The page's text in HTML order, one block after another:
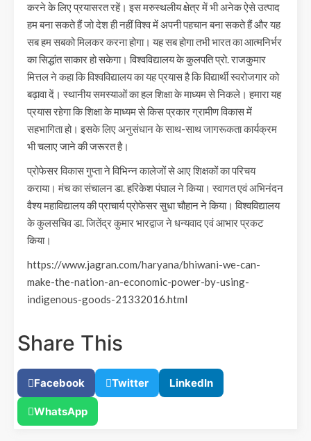
करने के लिए प्रयासरत रहें। इस मरुस्थलीय क्षेत्र में भी अनेक ऐसे उत्पाद
हम बना सकते हैं जो देश ही नहीं विश्व में अपनी पहचान बना सकते हैं और यह
सब हम सबको मिलकर करना होगा। यह सब होगा तभी भारत का आत्मनिर्भर
का सिद्धांत साकार हो सकेगा। विश्वविद्यालय के कुलपति प्रो. राजकुमार
मित्तल ने कहा कि विश्वविद्यालय का यह प्रयास है कि विद्यार्थी स्वरोजगार को
बढ़ावा दें। स्थानीय समस्याओं का हल शिक्षा के माध्यम से निकले। हमारा यह
प्रयास रहेगा कि शिक्षा के माध्यम से किस प्रकार ग्रामीण विकास में
सहभागिता हो। इसके लिए अनुसंधान के साथ-साथ जागरूकता कार्यक्रम
भी चलाए जाने की जरूरत है।
प्रोफेसर विकास गुप्ता ने विभिन्न कालेजों से आए शिक्षकों का परिचय
कराया। मंच का संचालन डा. हरिकेश पंघाल ने किया। स्वागत एवं अभिनंदन
वैश्य महाविद्यालय की प्राचार्य प्रोफेसर सुधा चौहान ने किया। विश्वविद्यालय
के कुलसचिव डा. जितेंद्र कुमार भारद्वाज ने धन्यवाद एवं आभार प्रकट
किया।
https://www.jagran.com/haryana/bhiwani-we-can-
make-the-nation-an-economic-power-by-using-
indigenous-goods-21332016.html
Share This
Facebook Twitter LinkedIn
WhatsApp